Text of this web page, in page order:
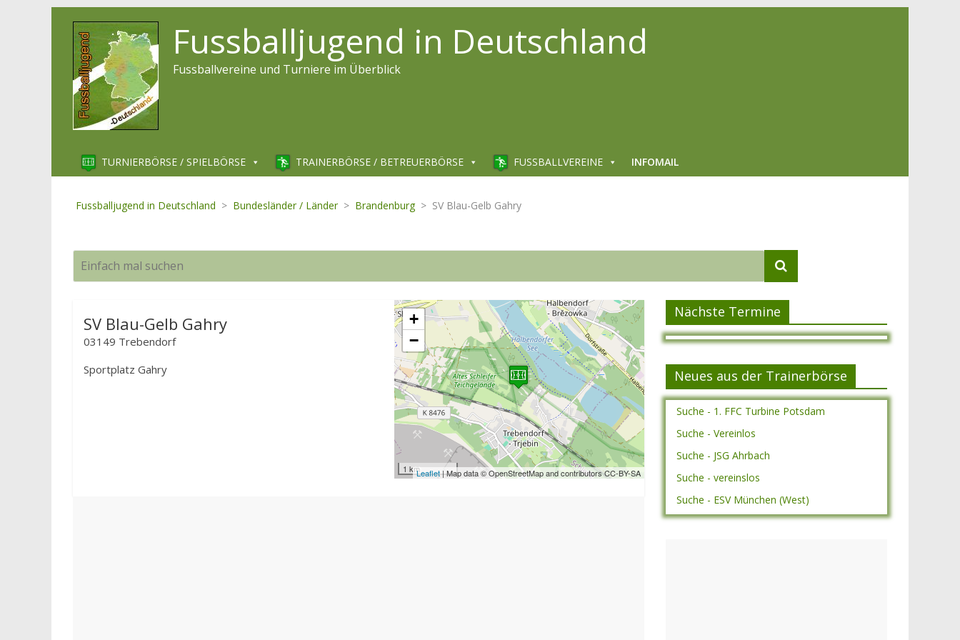
Fussballjugend in Deutschland
Fussballvereine und Turniere im Überblick
TURNIERBÖRSE / SPIELBÖRSE TRAINERBÖRSE / BETREUERBÖRSE FUSSBALLVEREINE INFOMAIL
Fussballjugend in Deutschland > Bundesländer / Länder > Brandenburg > SV Blau-Gelb Gahry
+
−
1 kmLeaflet| Map data © OpenStreetMap and contributors CC-BY-SA
SV Blau-Gelb Gahry
03149 Trebendorf
Sportplatz Gahry
Nächste Termine
Neues aus der Trainerbörse
Suche - 1. FFC Turbine Potsdam
Suche - Vereinlos
Suche - JSG Ahrbach
Suche - vereinslos
Suche - ESV München (West)